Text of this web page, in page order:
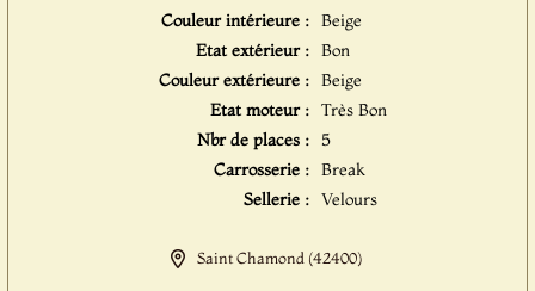
Couleur intérieure : Beige
Etat extérieur : Bon
Couleur extérieure : Beige
Etat moteur : Très Bon
Nbr de places : 5
Carrosserie : Break
Sellerie : Velours
Saint Chamond (42400)